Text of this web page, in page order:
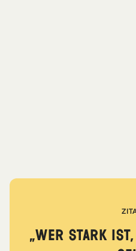
„Wer stark